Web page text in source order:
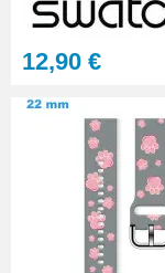
12,90 €